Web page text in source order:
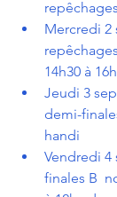
Mercredi 2
14h30 à
Jeudi 3
demi-
handi
Vendredi 4
finales B